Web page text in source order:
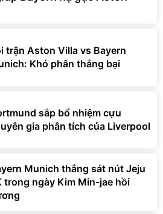
trận Aston Villa vs Bayern
Khó phân thắng bại
sắp bổ nhiệm cựu
gia phân tích của Liverpool
Munich thắng sát nút Jeju
trong ngày Kim Min-jae hồi